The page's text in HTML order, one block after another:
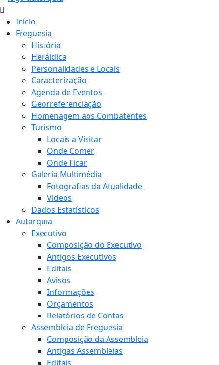
Início
Freguesia
História
Heráldica
Personalidades e Locais
Caracterização
Agenda de Eventos
Georreferenciação
Homenagem aos Combatentes
Turismo
Locais a Visitar
Onde Comer
Onde Ficar
Galeria Multimédia
Fotografias da Atualidade
Vídeos
Dados Estatísticos
Autarquia
Executivo
Composição do Executivo
Antigos Executivos
Editais
Avisos
Informações
Orçamentos
Relatórios de Contas
Assembleia de Freguesia
Composição da Assembleia
Antigas Assembleias
Editais